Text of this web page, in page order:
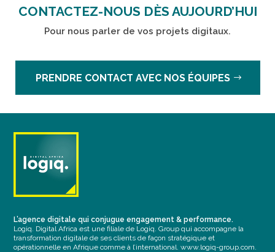
CONTACTEZ-NOUS DÈS AUJOURD’HUI
Pour nous parler de vos projets digitaux.
PRENDRE CONTACT AVEC NOS ÉQUIPES
L’agence digitale qui conjugue engagement & performance.
Logiq. Digital Africa est une filiale de Logiq. Group qui accompagne la
transformation digitale de ses clients de façon stratégique et
opérationnelle en Afrique comme à l’international. www.logiq-group.com.